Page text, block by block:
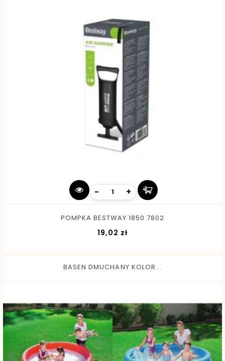
- +
POMPKA BESTWAY 1850 7802
19,02 złCena
BASEN DMUCHANY KOLOR...